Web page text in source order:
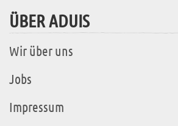
ÜBER ADUIS
Wir über uns
Jobs
Impressum